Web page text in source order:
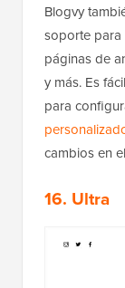
Blogvy
soporte para
páginas de
y más. Es
para
cambios en
16. Ultra